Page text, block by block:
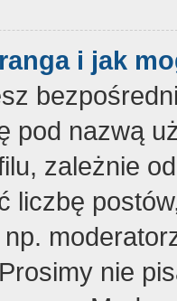
i jak
pod nazwą
zależnie
liczbę
nie